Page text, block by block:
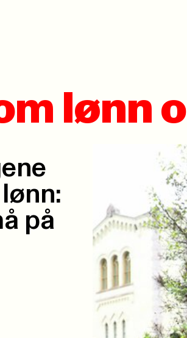
lønn
på